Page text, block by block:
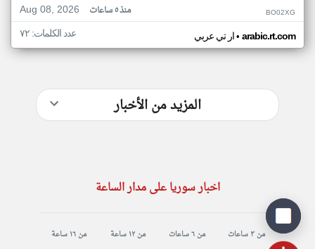
Aug 08, 2026
منذ ٥ ساعات BO02XG
ار تي عربي• arabic.rt.com عدد الكلمات: ٧٢
المزيد من الأخبار
اخبار سوريا على مدار الساعة
من ٣ ساعات من ٦ ساعات من ١٢ ساعة من ١٦ ساعة